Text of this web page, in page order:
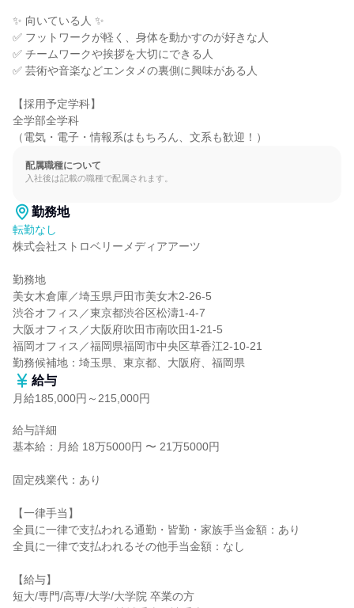
✨ 向いている人 ✨
✅ フットワークが軽く、身体を動かすのが好きな人
✅ チームワークや挨拶を大切にできる人
✅ 芸術や音楽などエンタメの裏側に興味がある人
【採用予定学科】
全学部全学科
（電気・電子・情報系はもちろん、文系も歓迎！）
配属職種について
入社後は記載の職種で配属されます。
勤務地
転勤なし
株式会社ストロベリーメディアアーツ
勤務地
美女木倉庫／埼玉県戸田市美女木2-26-5
渋谷オフィス／東京都渋谷区松濤1-4-7
大阪オフィス／大阪府吹田市南吹田1-21-5
福岡オフィス／福岡県福岡市中央区草香江2-10-21
勤務候補地：埼玉県、東京都、大阪府、福岡県
給与
月給185,000円～215,000円
給与詳細
基本給：月給 18万5000円 〜 21万5000円
固定残業代：あり
【一律手当】
全員に一律で支払われる通勤・皆勤・家族手当金額：あり
全員に一律で支払われるその他手当金額：なし
【給与】
短大/専門/高専/大学/大学院 卒業の方